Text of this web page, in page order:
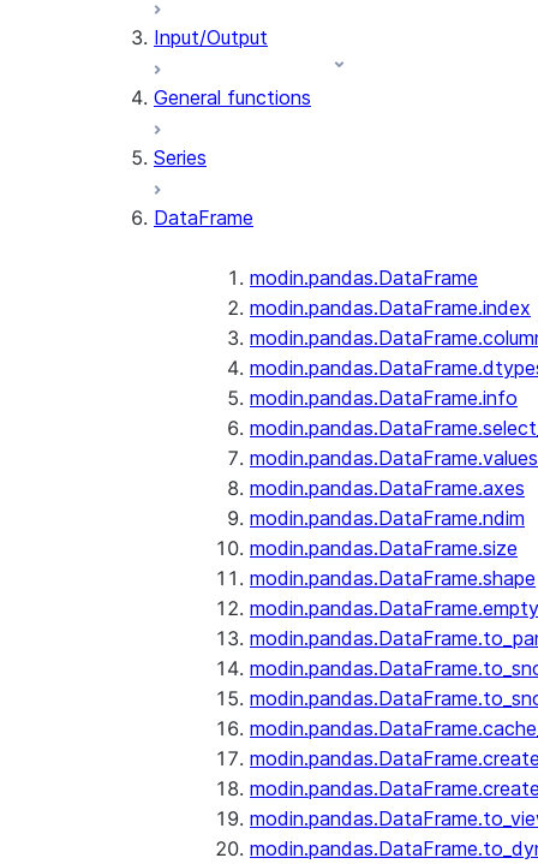
Input/Output
General functions
Series
DataFrame
modin.pandas.DataFrame
modin.pandas.DataFrame.index
modin.pandas.DataFrame.info
modin.pandas.DataFrame.values
modin.pandas.DataFrame.axes
modin.pandas.DataFrame.ndim
modin.pandas.DataFrame.size
modin.pandas.DataFrame.shape
modin.pandas.DataFrame.empty